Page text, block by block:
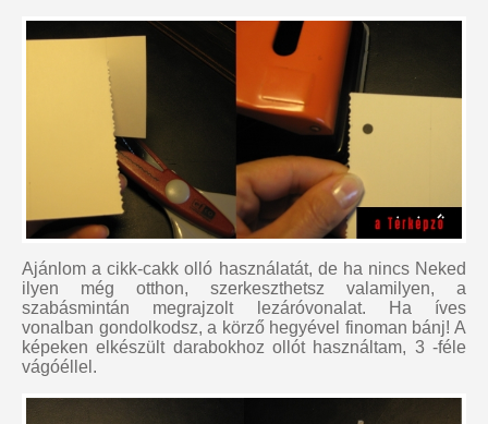
Ajánlom a cikk-cakk olló használatát, de ha nincs Neked
ilyen még otthon, szerkeszthetsz valamilyen, a
szabásmintán megrajzolt lezáróvonalat. Ha íves
vonalban gondolkodsz, a körző hegyével finoman bánj! A
képeken elkészült darabokhoz ollót használtam, 3 -féle
vágóéllel.